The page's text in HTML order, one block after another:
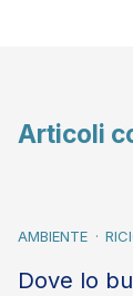
Articoli
AMBIENTE
Dove lo